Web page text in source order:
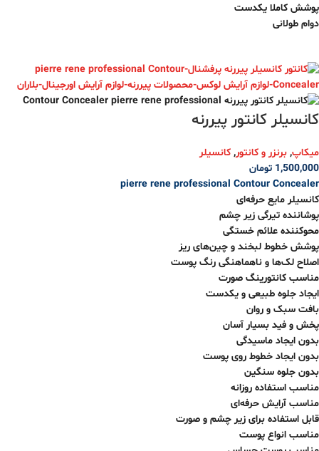
پوشش کاملا یکدست
دوام طولانی
کانسیلر کانتور پیررنه
میکاپ, برنزر و کانتور, کانسیلر
1,500,000 تومان
pierre rene professional Contour Concealer
کانسیلر مایع حرفه‌ای
پوشاننده تیرگی زیر چشم
محوکننده علائم خستگی
پوشش خطوط لبخند و چین‌های ریز
اصلاح لک‌ها و ناهماهنگی رنگ پوست
مناسب کانتورینگ صورت
ایجاد جلوه طبیعی و یکدست
بافت سبک و روان
پخش و فید بسیار آسان
بدون ایجاد ماسیدگی
بدون ایجاد خطوط روی پوست
بدون جلوه سنگین
مناسب استفاده روزانه
مناسب آرایش حرفه‌ای
قابل استفاده برای زیر چشم و صورت
مناسب انواع پوست